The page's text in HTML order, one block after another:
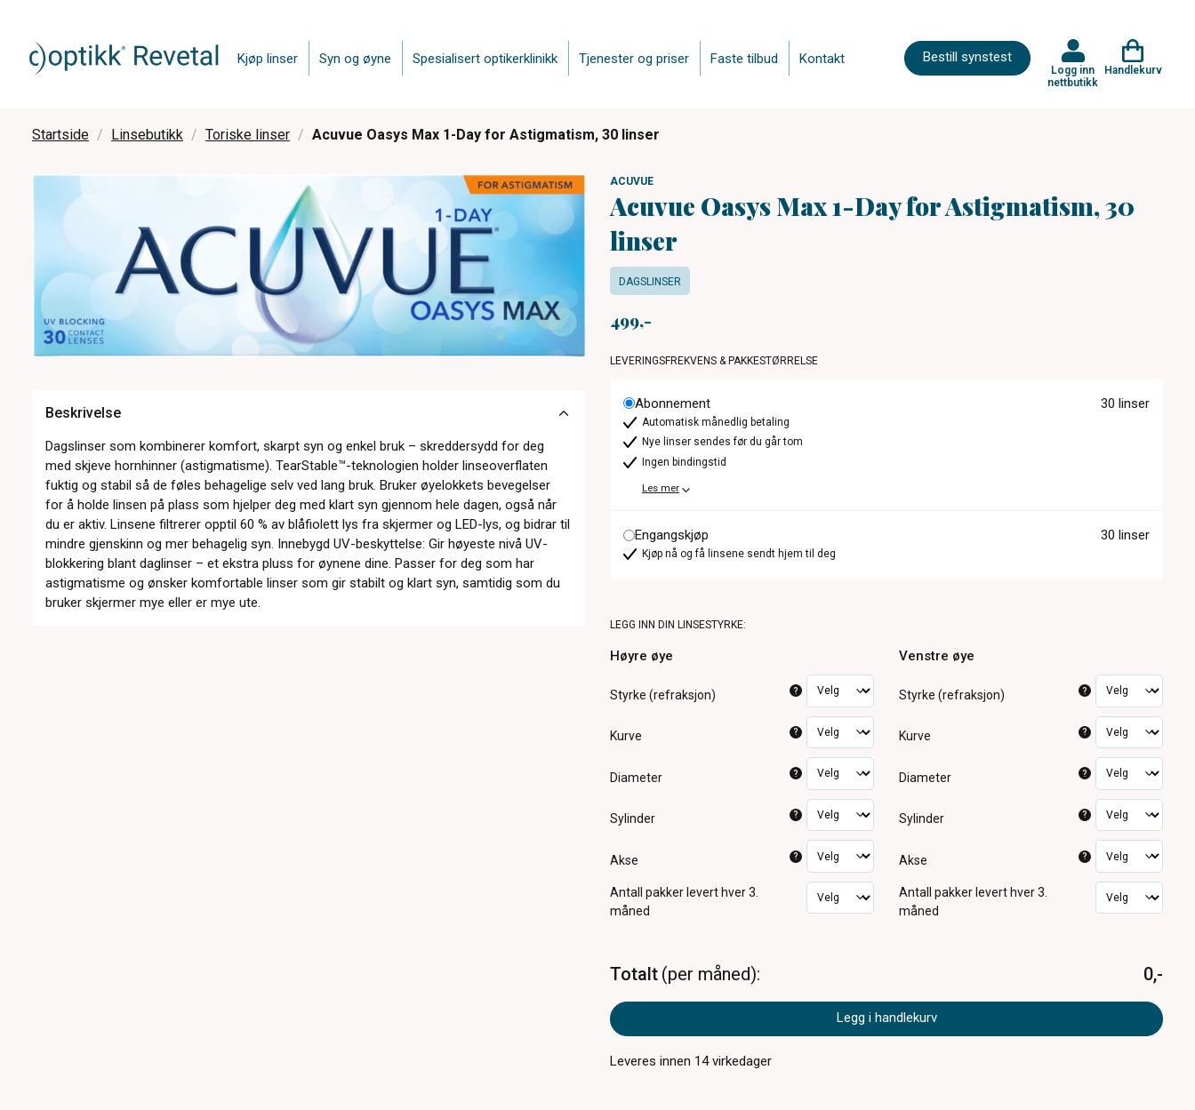
Bestill synstest
Kjøp linser Syn og øyne Spesialisert optikerklinikk Tjenester og priser Faste tilbud Kontakt
Logg inn
nettbutikk
Handlekurv
Startside Linsebutikk Toriske linser Acuvue Oasys Max 1-Day for Astigmatism, 30 linser
Beskrivelse
Dagslinser som kombinerer komfort, skarpt syn og enkel bruk – skreddersydd for deg
med skjeve hornhinner (astigmatisme). TearStable™-teknologien holder linseoverflaten
fuktig og stabil så de føles behagelige selv ved lang bruk. Bruker øyelokkets bevegelser
for å holde linsen på plass som hjelper deg med klart syn gjennom hele dagen, også når
du er aktiv. Linsene filtrerer opptil 60 % av blåfiolett lys fra skjermer og LED-lys, og bidrar til
mindre gjenskinn og mer behagelig syn. Innebygd UV-beskyttelse: Gir høyeste nivå UV-
blokkering blant daglinser – et ekstra pluss for øynene dine. Passer for deg som har
astigmatisme og ønsker komfortable linser som gir stabilt og klart syn, samtidig som du
bruker skjermer mye eller er mye ute.
ACUVUE
Acuvue Oasys Max 1-Day for Astigmatism, 30
linser
DAGSLINSER
499
LEVERINGSFREKVENS & PAKKESTØRRELSE
Abonnement 30 linser
Automatisk månedlig betaling
Nye linser sendes før du går tom
Ingen bindingstid
Les mer
Engangskjøp 30 linser
Kjøp nå og få linsene sendt hjem til deg
LEGG INN DIN LINSESTYRKE:
Høyre øye
Styrke (refraksjon) ?
Kurve ?
Diameter ?
Sylinder ?
Akse ?
Antall pakker levert hver 3.
måned
Venstre øye
Styrke (refraksjon) ?
Kurve ?
Diameter ?
Sylinder ?
Akse ?
Antall pakker levert hver 3.
måned
Totalt per måned 0,-
Legg i handlekurv
Leveres innen 14virkedager